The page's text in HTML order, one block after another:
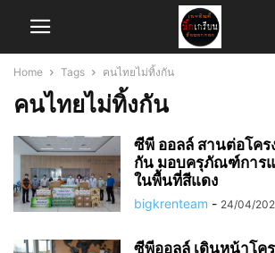
Home Tags คนไทยไม่ทิ้งกัน
คนไทยไม่ทิ้งกัน
ซีพี ออลล์ สานต่อโคร
กัน มอบครุภัณฑ์การ
ในพื้นที่สีแดง
bigkrenteam - 24/04/
ซีพีออลล์ เดินหน้าโค